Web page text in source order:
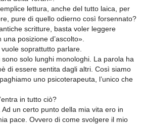
lettura, anche del tutto laica, per
pure di quello odierno così forsennato?
scritture, basta voler leggere
posizione d’ascolto».
soprattutto parlare.
solo lunghi monologhi. La parola ha
di essere sentita dagli altri. Così siamo
uno psicoterapeuta, l’unico che
in tutto ciò?
un certo punto della mia vita ero in
pace. Ovvero di come svolgere il mio